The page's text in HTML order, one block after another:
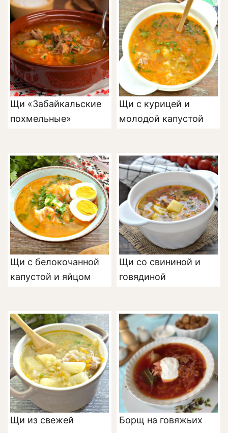
Щи «Забайкальские
похмельные»
Щи с курицей и
молодой капустой
Щи с белокочанной
капустой и яйцом
Щи со свининой и
говядиной
Щи из свежей
Борщ на говяжьих